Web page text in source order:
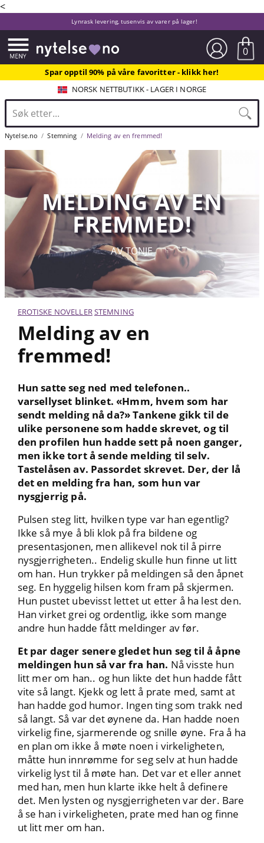
<
Lynrask levering, tusenvis av varer på lager!
0
Spar opptil 90% på våre favoritter - klikk her!
NORSK NETTBUTIKK - LAGER I NORGE
Nytelse.no Stemning Melding av en fremmed!
MELDING AV EN
FREMMED!
AV TONJE
EROTISKE NOVELLERSTEMNING
Melding av en
fremmed!
Hun satte seg ned med telefonen..
varsellyset blinket. «Hmm, hvem som har
sendt melding nå da?» Tankene gikk til de
ulike personene som hadde skrevet, og til
den profilen hun hadde sett på noen ganger,
men ikke tort å sende melding til selv.
Tastelåsen av. Passordet skrevet. Der, der lå
det en melding fra han, som hun var
nysgjerrig på.
Pulsen steg litt, hvilken type var han egentlig?
Ikke så mye å bli klok på fra bildene og
presentasjonen, men allikevel nok til å pirre
nysgjerrigheten.. Endelig skulle hun finne ut litt
om han. Hun trykker på meldingen så den åpnet
seg. En hyggelig hilsen kom fram på skjermen.
Hun pustet ubevisst lettet ut etter å ha lest den.
Han virket grei og ordentlig, ikke som mange
andre hun hadde fått meldinger av før.
Et par dager senere gledet hun seg til å åpne
meldingen hun så var fra han. Nå visste hun
litt mer om han.. og hun likte det hun hadde fått
vite så langt. Kjekk og lett å prate med, samt at
han hadde god humor. Ingen ting som trakk ned
så langt. Så var det øynene da. Han hadde noen
virkelig fine, sjarmerende og snille øyne. Fra å ha
en plan om ikke å møte noen i virkeligheten,
måtte hun innrømme for seg selv at hun hadde
virkelig lyst til å møte han. Det var et eller annet
med han, men hun klarte ikke helt å definere
det. Men lysten og nysgjerrigheten var der. Bare
å se han i virkeligheten, prate med han og finne
ut litt mer om han.